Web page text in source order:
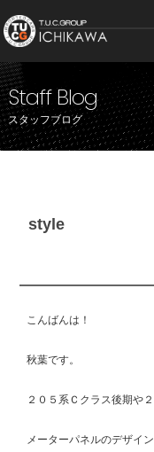
Staff Blog
スタッフブログ
style
こんばんは！
秋葉です。
２０５系Ｃクラス後期や
メーターパネルのデザイ